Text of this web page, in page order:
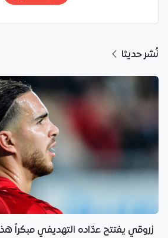
نُشر حديثا
زروقي يفتتح عدّاده التهديفي مبكراً